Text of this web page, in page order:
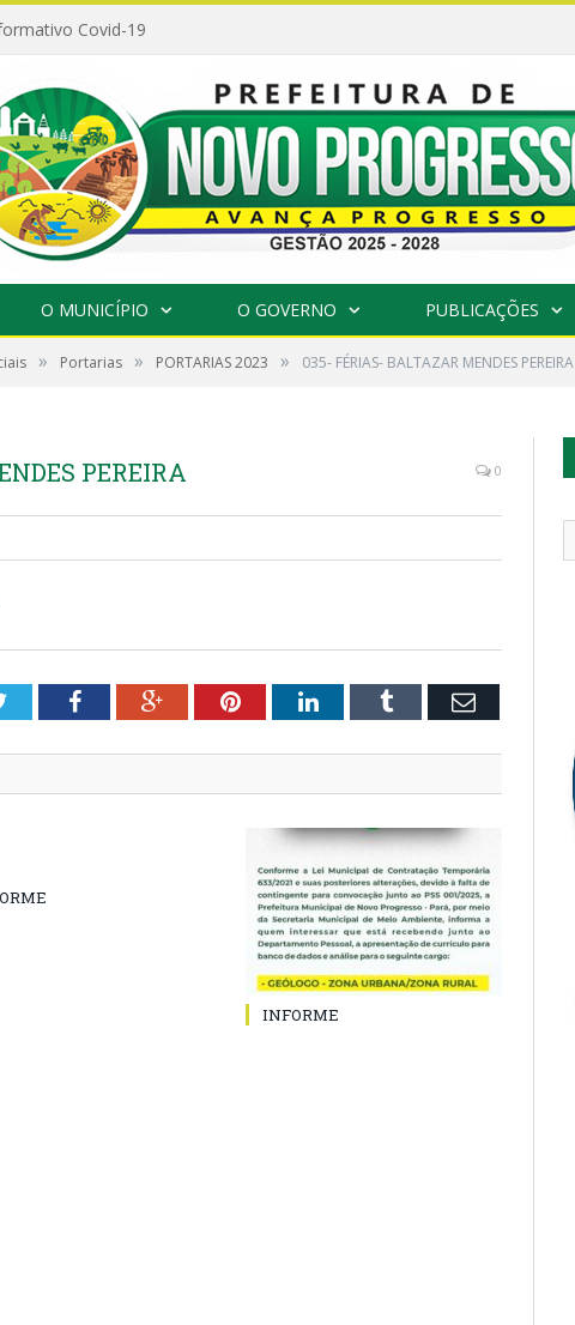
Covid-19
O MUNICÍPIO O GOVERNO PUBLICAÇÕES
» Portarias » PORTARIAS 2023 » 035- FÉRIAS- BALTAZAR MENDES PEREIRA
PEREIRA 0
TwitterFacebookGoogle+PinterestLinkedInTumblr Email
INFORME